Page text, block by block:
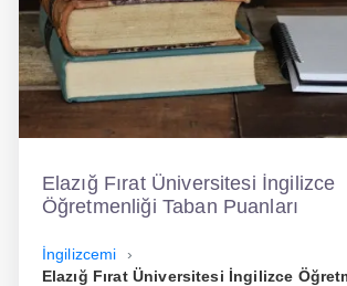
Bilinçaltı İngilizce
İngilizce
Dil Eğitimi
En Hızlı İngilizce
Elazığ Fırat Üniversitesi İngilizce
Öğretmenliği Taban Puanları
İngilizcemi
Elazığ Fırat Üniversitesi İngilizce